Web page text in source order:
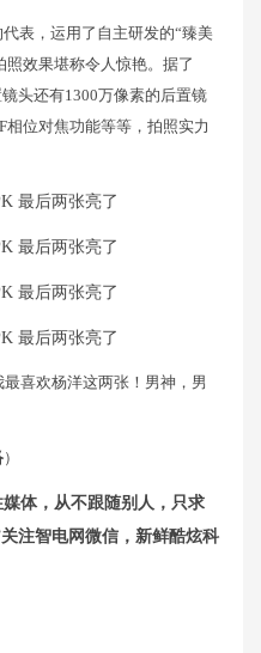
表，运用了自主研发的“臻美
效果堪称令人惊艳。据了
头还有1300万像素的后置镜
位对焦功能等等，拍照实力
喜欢杨洋这两张！男神，男
）
体，从不跟随别人，只求
注智电网微信，新鲜酷炫科